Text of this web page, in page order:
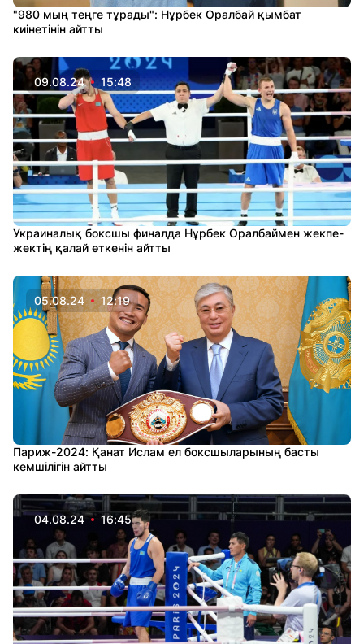
"980 мың теңге тұрады": Нұрбек Оралбай қымбат
киінетінін айтты
09.08.24 15:48
Украиналық боксшы финалда Нұрбек Оралбаймен жекпе-
жектің қалай өткенін айтты
05.08.24 12:19
Париж-2024: Қанат Ислам ел боксшыларының басты
кемшілігін айтты
04.08.24 16:45